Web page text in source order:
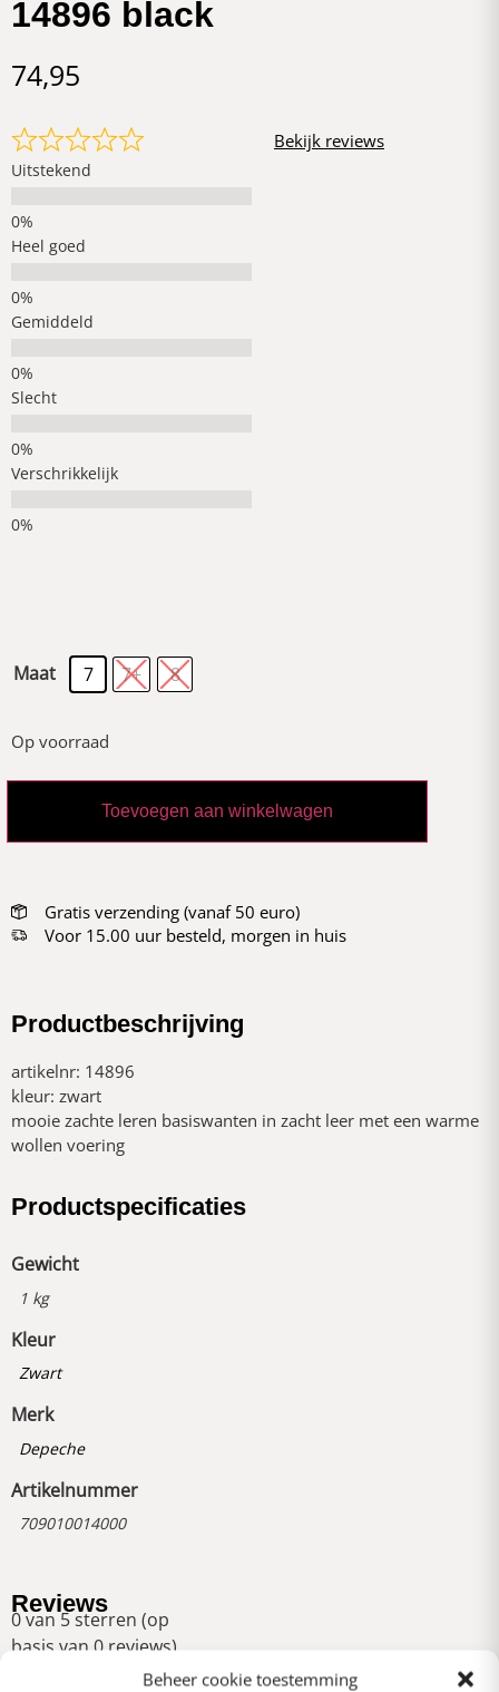
Beheer cookie toestemming
14896 black
74,95
Uitstekend
Heel goed
Gemiddeld
Slecht
Verschrikkelijk
Bekijk reviews
Maat 7 7+ 8
Op voorraad
Toevoegen aan winkelwagen
Gratis verzending (vanaf 50 euro)
Voor 15.00 uur besteld, morgen in huis
Productbeschrijving
artikelnr: 14896
kleur: zwart
mooie zachte leren basiswanten in zacht leer met een warme
wollen voering
Productspecificaties
Gewicht
1 kg
Kleur
Zwart
Merk
Depeche
Artikelnummer
709010014000
Reviews
0 van 5 sterren (op
basis van 0 reviews)